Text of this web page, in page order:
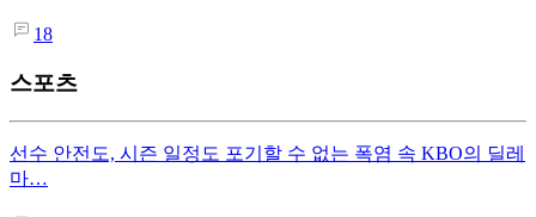
18
스포츠
선수 안전도, 시즌 일정도 포기할 수 없는 폭염 속 KBO의 딜레
마…